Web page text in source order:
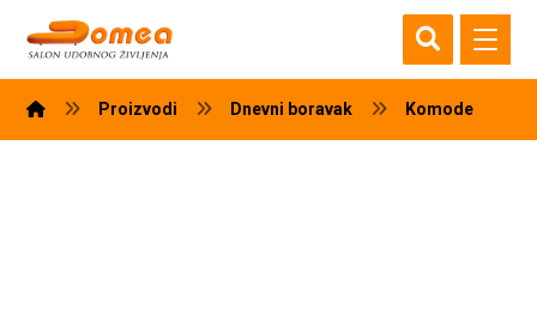
Proizvodi Dnevni boravak Komode